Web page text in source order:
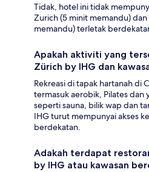
Tidak, hotel ini tidak
Zurich (5 minit memandu)
memandu) terletak
Apakah aktiviti yang
Zürich by IHG dan
Rekreasi di tapak hartanah di
termasuk aerobik, Pilates dan
seperti sauna, bilik wap dan
IHG turut mempunyai akses
berdekatan.
Adakah terdapat
by IHG atau kawasan